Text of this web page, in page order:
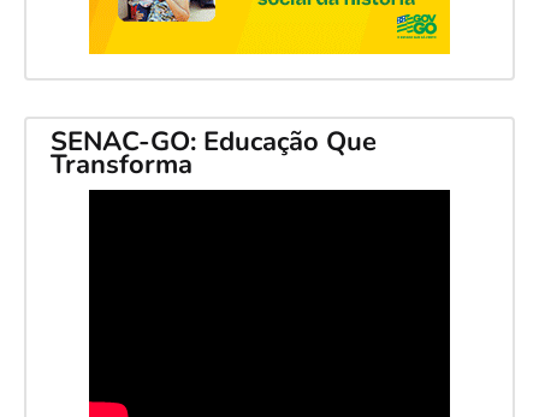
SENAC-GO: Educação Que
Transforma